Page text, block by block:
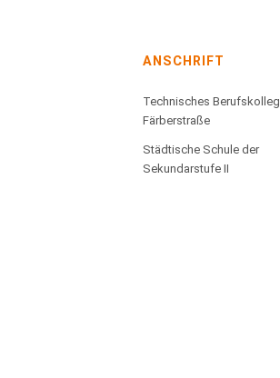
ANSCHRIFT
Technisches Berufskolleg
Färberstraße
Städtische Schule der
Sekundarstufe II